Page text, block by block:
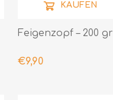
Feigenzopf – 200 gr
€9,90
KAUFEN